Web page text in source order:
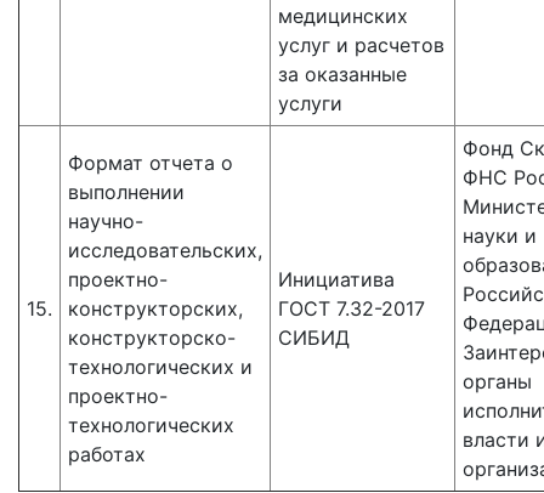
медицинских
услуг и расчетов
за оказанные
услуги
15.
Формат отчета о
выполнении
научно-
исследовательских,
проектно-
конструкторских,
конструкторско-
технологических и
проектно-
технологических
работах
Инициатива
ГОСТ 7.32-2017
СИБИД
Фонд
ФНС
науки
органы
власти